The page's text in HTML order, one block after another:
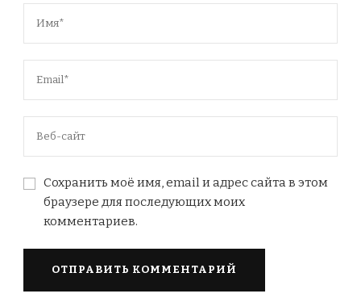
Сохранить моё имя, email и адрес сайта в этом
браузере для последующих моих
комментариев.